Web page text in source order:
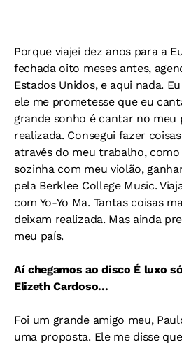
Porque viajei dez anos para a
fechada oito meses antes,
Estados Unidos, e aqui nada.
ele me prometesse que eu
grande sonho é cantar no meu
realizada. Consegui fazer
através do meu trabalho,
sozinha com meu violão,
pela Berklee College Music.
com Yo-Yo Ma. Tantas coisas
deixam realizada. Mas ainda
meu país.
Aí chegamos ao disco É luxo
Elizeth Cardoso...
Foi um grande amigo meu,
uma proposta. Ele me disse